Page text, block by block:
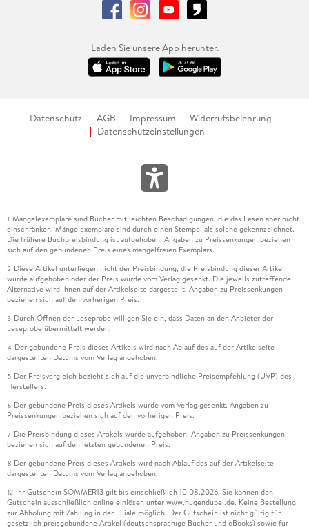
Laden Sie unsere App herunter.
Datenschutz AGB Impressum
Widerrufsbelehrung
Datenschutzeinstellungen
1 Mängelexemplare sind Bücher mit leichten Beschädigungen, die das Lesen aber nicht
einschränken. Mängelexemplare sind durch einen Stempel als solche gekennzeichnet.
Die frühere Buchpreisbindung ist aufgehoben. Angaben zu Preissenkungen beziehen
sich auf den gebundenen Preis eines mangelfreien Exemplars.
2 Diese Artikel unterliegen nicht der Preisbindung, die Preisbindung dieser Artikel
wurde aufgehoben oder der Preis wurde vom Verlag gesenkt. Die jeweils zutreffende
Alternative wird Ihnen auf der Artikelseite dargestellt. Angaben zu Preissenkungen
beziehen sich auf den vorherigen Preis.
3 Durch Öffnen der Leseprobe willigen Sie ein, dass Daten an den Anbieter der
Leseprobe übermittelt werden.
4 Der gebundene Preis dieses Artikels wird nach Ablauf des auf der Artikelseite
dargestellten Datums vom Verlag angehoben.
5 Der Preisvergleich bezieht sich auf die unverbindliche Preisempfehlung (UVP) des
Herstellers.
6 Der gebundene Preis dieses Artikels wurde vom Verlag gesenkt. Angaben zu
Preissenkungen beziehen sich auf den vorherigen Preis.
7 Die Preisbindung dieses Artikels wurde aufgehoben. Angaben zu Preissenkungen
beziehen sich auf den letzten gebundenen Preis.
8 Der gebundene Preis dieses Artikels wird nach Ablauf des auf der Artikelseite
dargestellten Datums vom Verlag angehoben.
12 Ihr Gutschein SOMMER13 gilt bis einschließlich 10.08.2026. Sie können den
Gutschein ausschließlich online einlösen unter www.hugendubel.de. Keine Bestellung
zur Abholung mit Zahlung in der Filiale möglich. Der Gutschein ist nicht gültig für
gesetzlich preisgebundene Artikel (deutschsprachige Bücher und eBooks) sowie für